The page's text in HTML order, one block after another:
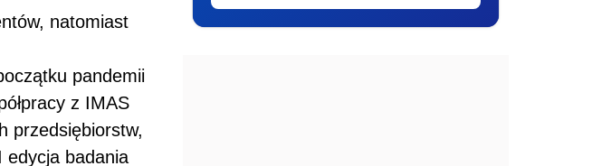
natomiast
pandemii
z IMAS
przedsiębiorstw,
edycja badania